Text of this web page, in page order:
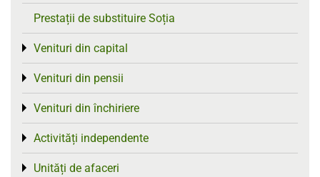
Prestații de substituire Soția
Venituri din capital
Toggle menu
Venituri din pensii
Toggle menu
Venituri din închiriere
Toggle menu
Activități independente
Toggle menu
Unități de afaceri
Toggle menu